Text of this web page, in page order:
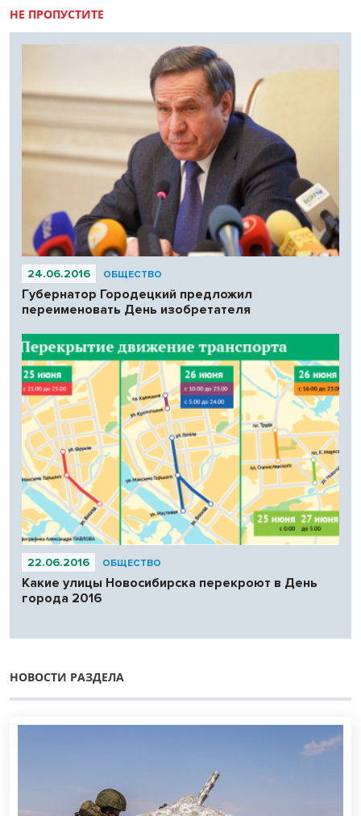
НЕ ПРОПУСТИТЕ
24.06.2016 ОБЩЕСТВО
Губернатор Городецкий предложил
переименовать День изобретателя
22.06.2016 ОБЩЕСТВО
Какие улицы Новосибирска перекроют в День
города 2016
НОВОСТИ РАЗДЕЛА